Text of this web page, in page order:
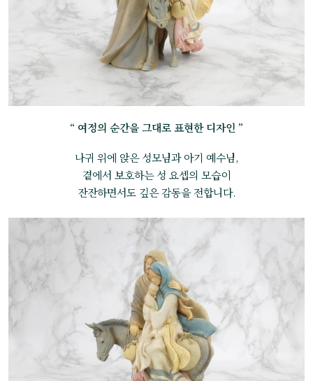
“ 여정의 순간을 그대로 표현한 디자인 ”
나귀 위에 앉은 성모님과 아기 예수님,
곁에서 보호하는 성 요셉의 모습이
잔잔하면서도 깊은 감동을 전합니다.